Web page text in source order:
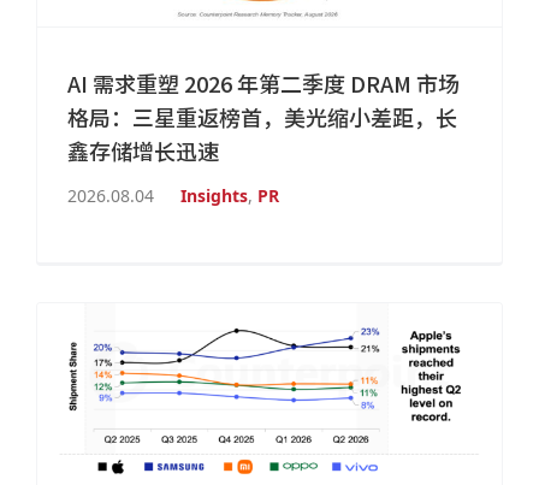
AI 需求重塑 2026 年第二季度 DRAM 市场
格局：三星重返榜首，美光缩小差距，长
鑫存储增长迅速
2026.08.04 Insights, PR